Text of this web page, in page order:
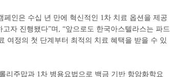
인은 수십 년 만에 혁신적인 1차 치료 옵션을 제공
자 진행됐다”며, “앞으로도 한국아스텔라스는 파드
여정의 첫 단계부터 최적의 치료 혜택을 받을 수 있
리주맙과 1차 병용요법으로 백금 기반 항암화학요